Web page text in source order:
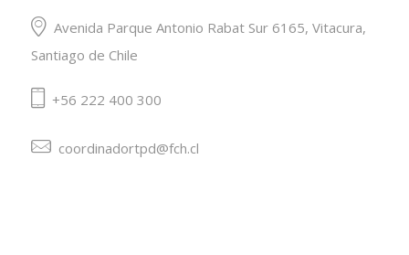
Avenida Parque Antonio Rabat Sur 6165, Vitacura,
Santiago de Chile
+56 222 400 300
coordinadortpd@fch.cl